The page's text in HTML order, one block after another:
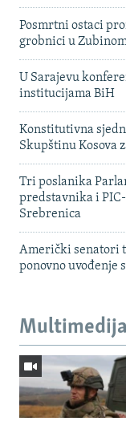
Posmrtni ostaci
grobnici u
U Sarajevu
institucijama BiH
Konstitutivna
Skupštinu Kosova
Tri poslanika
predstavnika i
Srebrenica
Američki senatori
ponovno uvođenje
Multimedija